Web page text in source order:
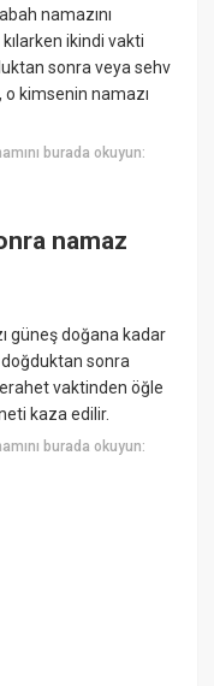
namazını
ikindi vakti
sonra veya sehv
kimsenin namazı
burada okuyun:
namaz
güneş doğana kadar
doğduktan sonra
vaktinden öğle
kaza edilir.
burada okuyun: